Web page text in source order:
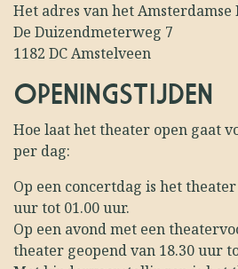
Het adres van het Amsterdamse
De Duizendmeterweg 7
1182 DC Amstelveen
OPENINGSTIJDEN
Hoe laat het theater open gaat
per dag:
Op een concertdag is het
uur tot 01.00 uur.
Op een avond met een
theater geopend van 18.30 uur